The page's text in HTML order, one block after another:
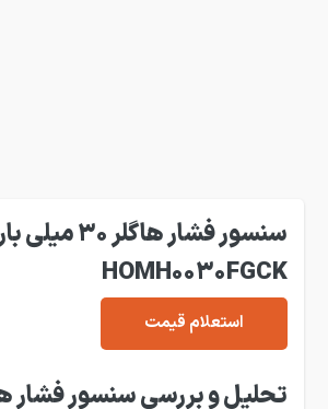
سنسور فشار
HOMH0030FGCK
استعلام قیمت
تحلیل و بررسی سنسور فشار